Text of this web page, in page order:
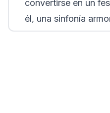
convertirse en un
él, una sinfonía